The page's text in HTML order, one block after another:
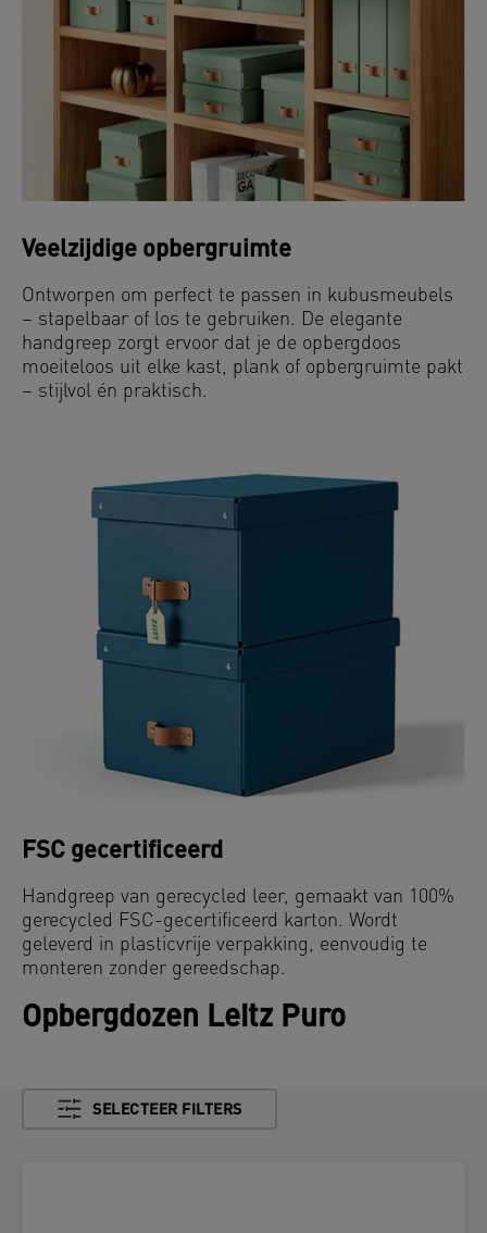
Veelzijdige opbergruimte
Ontworpen om perfect te passen in kubusmeubels
– stapelbaar of los te gebruiken. De elegante
handgreep zorgt ervoor dat je de opbergdoos
moeiteloos uit elke kast, plank of opbergruimte pakt
– stijlvol én praktisch.
FSC gecertificeerd
Handgreep van gerecycled leer, gemaakt van 100%
gerecycled FSC-gecertificeerd karton. Wordt
geleverd in plasticvrije verpakking, eenvoudig te
monteren zonder gereedschap.
Opbergdozen Leitz Puro
SELECTEER FILTERS